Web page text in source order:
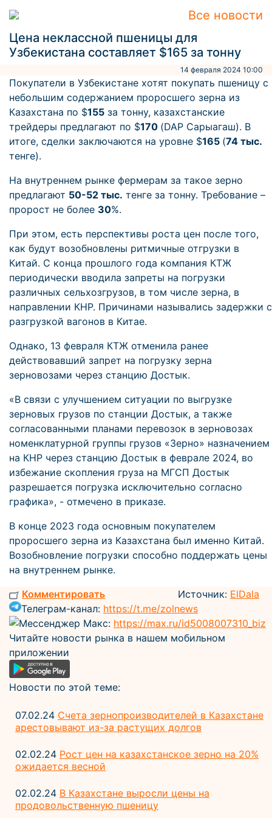
Все новости
Цена неклассной пшеницы для
Узбекистана составляет $165 за тонну
14 февраля 2024 10:00
Покупатели в Узбекистане хотят покупать пшеницу с
небольшим содержанием проросшего зерна из
Казахстана по $155 за тонну, казахстанские
трейдеры предлагают по $170 (DAP Сарыагаш). В
итоге, сделки заключаются на уровне $165 (74 тыс.
тенге).
На внутреннем рынке фермерам за такое зерно
предлагают 50-52 тыс. тенге за тонну. Требование –
пророст не более 30%.
При этом, есть перспективы роста цен после того,
как будут возобновлены ритмичные отгрузки в
Китай. С конца прошлого года компания КТЖ
периодически вводила запреты на погрузки
различных сельхозгрузов, в том числе зерна, в
направлении КНР. Причинами назывались задержки с
разгрузкой вагонов в Китае.
Однако, 13 февраля КТЖ отменила ранее
действовавший запрет на погрузку зерна
зерновозами через станцию Достык.
«В связи с улучшением ситуации по выгрузке
зерновых грузов по станции Достык, а также
согласованными планами перевозок в зерновозах
номенклатурной группы грузов «Зерно» назначением
на КНР через станцию Достык в феврале 2024, во
избежание скопления груза на МГСП Достык
разрешается погрузка исключительно согласно
графика», - отмечено в приказе.
В конце 2023 года основным покупателем
проросшего зерна из Казахстана был именно Китай.
Возобновление погрузки способно поддержать цены
на внутреннем рынке.
Комментировать
Источник: ElDala
Телеграм-канал: https://t.me/zolnews
Мессенджер Макс: https://max.ru/id5008007310_biz
Читайте новости рынка в нашем мобильном
приложении
Новости по этой теме:
07.02.24 Счета зернопроизводителей в Казахстане
арестовывают из-за растущих долгов
02.02.24 Рост цен на казахстанское зерно на 20%
ожидается весной
02.02.24 В Казахстане выросли цены на
продовольственную пшеницу